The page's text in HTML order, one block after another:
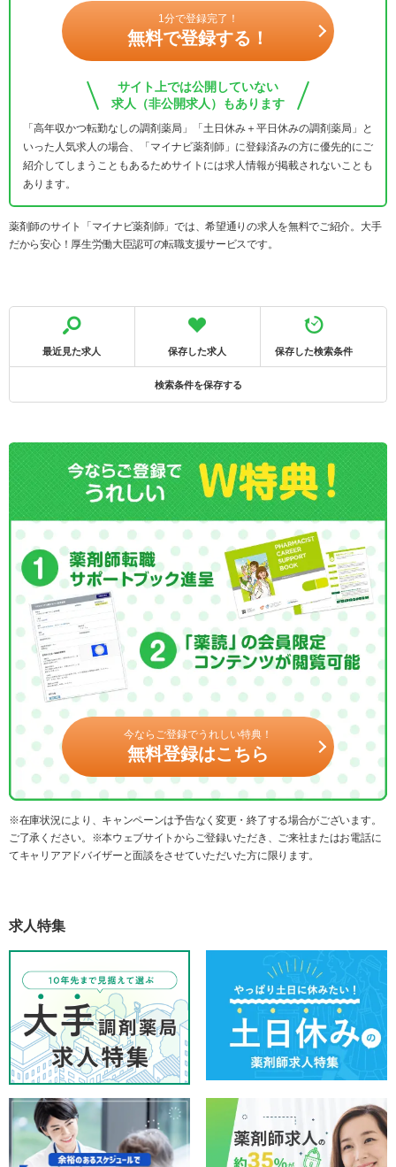
1分で登録完了！
無料で登録する！
サイト上では公開していない
求人（非公開求人）もあります
「高年収かつ転勤なしの調剤薬局」「土日休み＋平日休みの調剤薬局」と
いった人気求人の場合、「マイナビ薬剤師」に登録済みの方に優先的にご
紹介してしまうこともあるためサイトには求人情報が掲載されないことも
あります。
薬剤師のサイト「マイナビ薬剤師」では、希望通りの求人を無料でご紹介。大手
だから安心！厚生労働大臣認可の転職支援サービスです。
最近見た求人 保存した求人 保存した検索条件
検索条件を保存する
今ならご登録でうれしい特典！
無料登録はこちら
※在庫状況により、キャンペーンは予告なく変更・終了する場合がございます。
ご了承ください。※本ウェブサイトからご登録いただき、ご来社またはお電話に
てキャリアアドバイザーと面談をさせていただいた方に限ります。
求人特集